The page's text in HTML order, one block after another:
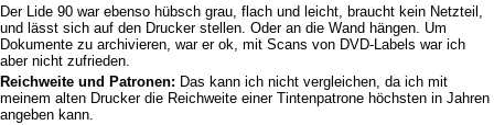
Der Lide 90 war ebenso hübsch grau, flach und leicht, braucht kein Netzteil,
und lässt sich auf den Drucker stellen. Oder an die Wand hängen. Um
Dokumente zu archivieren, war er ok, mit Scans von DVD-Labels war ich
aber nicht zufrieden.
Reichweite und Patronen: Das kann ich nicht vergleichen, da ich mit
meinem alten Drucker die Reichweite einer Tintenpatrone höchsten in Jahren
angeben kann.